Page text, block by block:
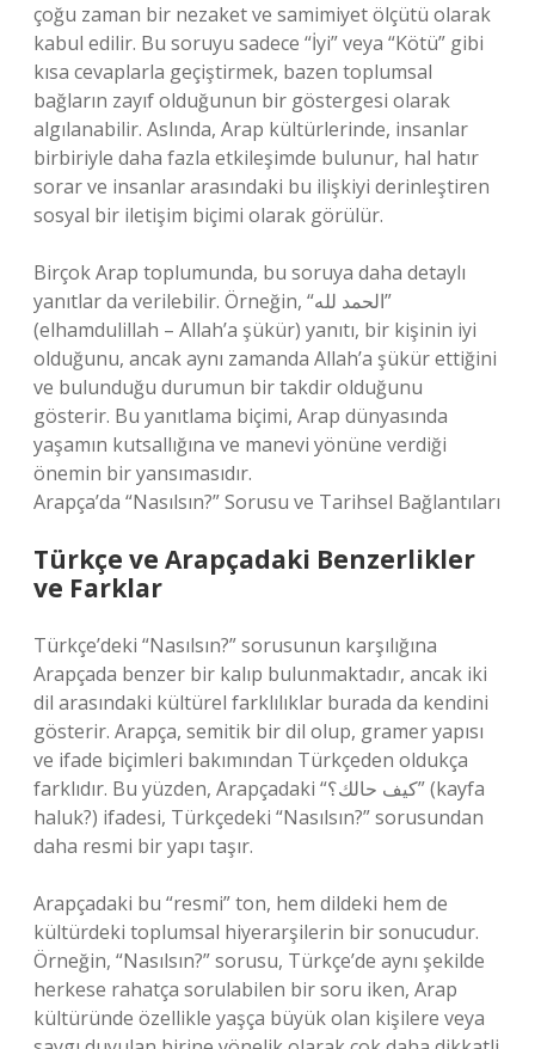
çoğu zaman bir nezaket ve samimiyet ölçütü olarak
kabul edilir. Bu soruyu sadece “İyi” veya “Kötü” gibi
kısa cevaplarla geçiştirmek, bazen toplumsal
bağların zayıf olduğunun bir göstergesi olarak
algılanabilir. Aslında, Arap kültürlerinde, insanlar
birbiriyle daha fazla etkileşimde bulunur, hal hatır
sorar ve insanlar arasındaki bu ilişkiyi derinleştiren
sosyal bir iletişim biçimi olarak görülür.
Birçok Arap toplumunda, bu soruya daha detaylı
yanıtlar da verilebilir. Örneğin, “الحمد لله”
(elhamdulillah – Allah’a şükür) yanıtı, bir kişinin iyi
olduğunu, ancak aynı zamanda Allah’a şükür ettiğini
ve bulunduğu durumun bir takdir olduğunu
gösterir. Bu yanıtlama biçimi, Arap dünyasında
yaşamın kutsallığına ve manevi yönüne verdiği
önemin bir yansımasıdır.
Arapça’da “Nasılsın?” Sorusu ve Tarihsel Bağlantıları
Türkçe ve Arapçadaki Benzerlikler
ve Farklar
Türkçe’deki “Nasılsın?” sorusunun karşılığına
Arapçada benzer bir kalıp bulunmaktadır, ancak iki
dil arasındaki kültürel farklılıklar burada da kendini
gösterir. Arapça, semitik bir dil olup, gramer yapısı
ve ifade biçimleri bakımından Türkçeden oldukça
farklıdır. Bu yüzden, Arapçadaki “كيف حالك؟” (kayfa
haluk?) ifadesi, Türkçedeki “Nasılsın?” sorusundan
daha resmi bir yapı taşır.
Arapçadaki bu “resmi” ton, hem dildeki hem de
kültürdeki toplumsal hiyerarşilerin bir sonucudur.
Örneğin, “Nasılsın?” sorusu, Türkçe’de aynı şekilde
herkese rahatça sorulabilen bir soru iken, Arap
kültüründe özellikle yaşça büyük olan kişilere veya